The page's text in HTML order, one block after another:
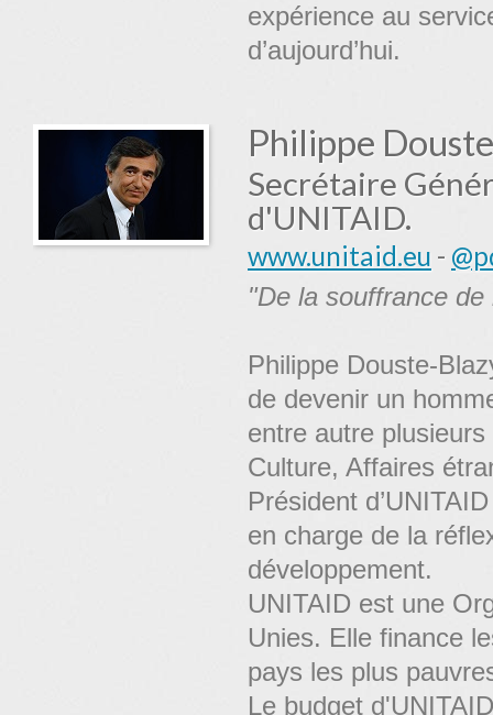
expérience au
d’aujourd’hui.
Philippe
Secrétaire
d'UNITAID.
www.unitaid.eu -
"De la souffrance
Philippe Douste-
de devenir un
entre autre
Culture, Affaires
Président
en charge de la
développement.
UNITAID est une
Unies. Elle finance
pays les plus
Le budget